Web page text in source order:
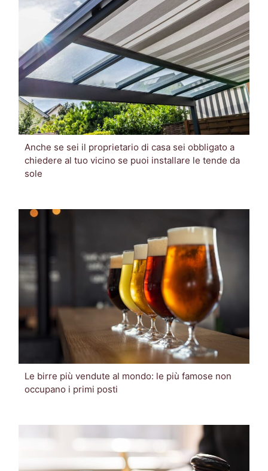
Anche se sei il proprietario di casa sei obbligato a
chiedere al tuo vicino se puoi installare le tende da
sole
Le birre più vendute al mondo: le più famose non
occupano i primi posti